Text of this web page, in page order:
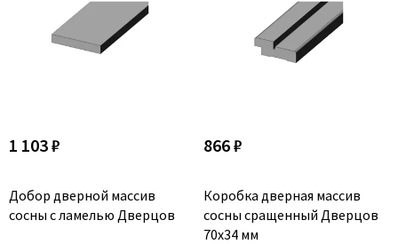
1 103 ₽
Добор дверной массив
сосны с ламелью Дверцов
866 ₽
Коробка дверная массив
сосны сращенный Дверцов
70х34 мм